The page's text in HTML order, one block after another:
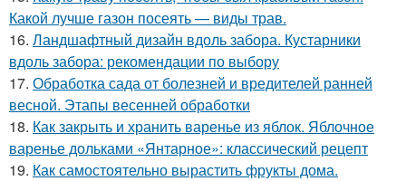
Какой лучше газон посеять — виды трав.
16. Ландшафтный дизайн вдоль забора. Кустарники
вдоль забора: рекомендации по выбору
17. Обработка сада от болезней и вредителей ранней
весной. Этапы весенней обработки
18. Как закрыть и хранить варенье из яблок. Яблочное
варенье дольками «Янтарное»: классический рецепт
19. Как самостоятельно вырастить фрукты дома.